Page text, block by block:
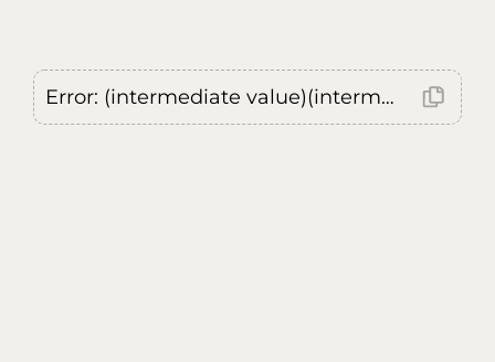
Error: (intermediate value)(intermediate value)(intermediate value).replaceAll is not a function